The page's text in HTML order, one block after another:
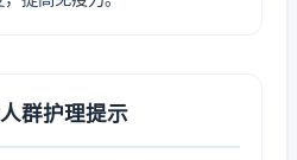
群护理提示